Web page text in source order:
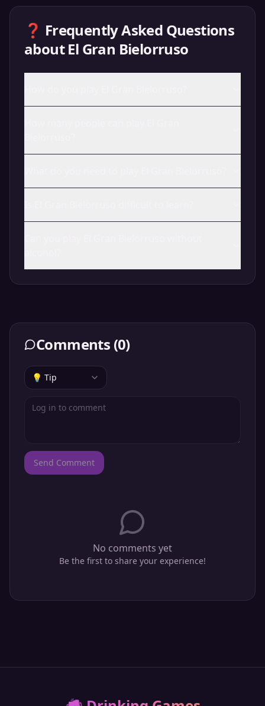
❓ Frequently Asked Questions
about El Gran Bielorruso
Comments (0)
💡 Tip
Send Comment
No comments yet
Be the first to share your experience!